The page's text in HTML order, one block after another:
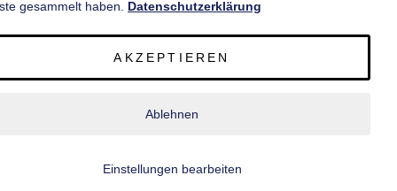
© 2020 wm meyer® Fahrzeugbau AG. Alle Rechte vorbehalten.
gesammelt haben. Datenschutzerklärung
AKZEPTIEREN
Ablehnen
Einstellungen bearbeiten